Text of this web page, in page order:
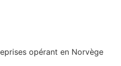
opérant en Norvège